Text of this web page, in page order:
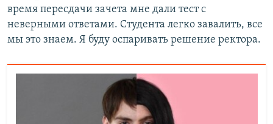
время пересдачи зачета мне дали тест с
неверными ответами. Студента легко завалить, все
мы это знаем. Я буду оспаривать решение ректора.